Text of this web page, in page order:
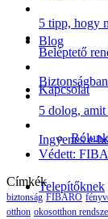
Blog
Kapcsolat
Rólunk
Telepítőknek
5 tipp, hogy
Beléptető
5 dolog,
Ingyenes e-
Védett:
Címkék
biztonság FIBARO
otthon okosotthon